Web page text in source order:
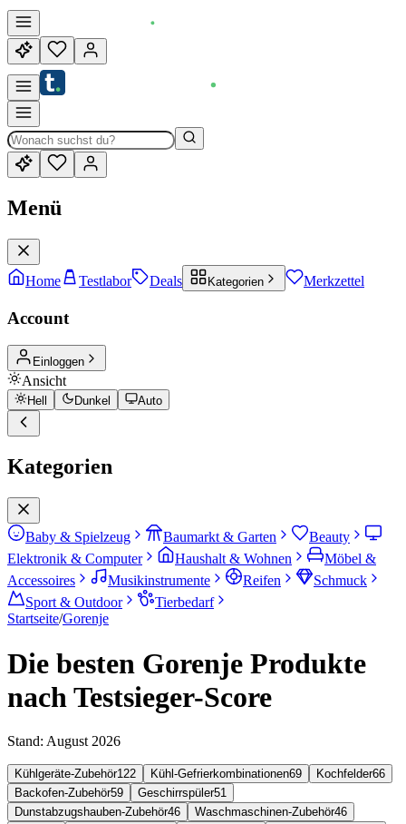
Menü
Home Testlabor Deals Kategorien Merkzettel
Account
Einloggen
Ansicht
Hell Dunkel Auto
Kategorien
Baby & Spielzeug Baumarkt & Garten
Beauty
Elektronik & Computer
Haushalt & Wohnen
Möbel &
Accessoires
Musikinstrumente Reifen
Schmuck
Sport & Outdoor
Tierbedarf
Startseite/Gorenje
Die besten Gorenje Produkte
nach Testsieger-Score
Stand: August 2026
Kühlgeräte-Zubehör122 Kühl-Gefrierkombinationen69 Kochfelder66
Backofen-Zubehör59 Geschirrspüler51
Dunstabzugshauben-Zubehör46 Waschmaschinen-Zubehör46